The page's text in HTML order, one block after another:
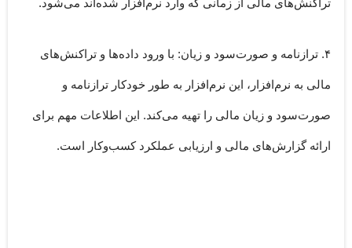
۴. ترازنامه و صورت‌سود و زیان: با ورود داده‌ها و تراکنش‌های
مالی به نرم‌افزار، این نرم‌افزار به طور خودکار ترازنامه و
صورت‌سود و زیان مالی را تهیه می‌کند. این اطلاعات مهم برای
ارائه گزارش‌های مالی و ارزیابی عملکرد کسب‌وکار است.